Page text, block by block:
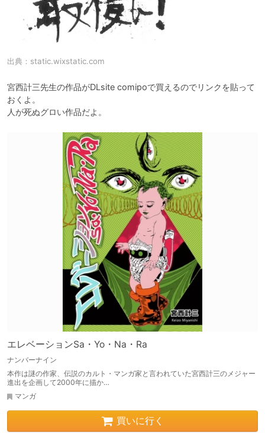
出典： static.wixstatic.com
宮西計三先生の作品がDLsite comipoで買えるのでリンクを貼って
おくよ。
人が死ぬグロい作品だよ。
エレベーションSa・Yo・Na・Ra
ナンバーナイン
本作は謎の作家、伝説のカルト・マンガ家と言われていた宮西計三のメジャー
進出を企画して2000年に描か…
マンガ
買いに行く